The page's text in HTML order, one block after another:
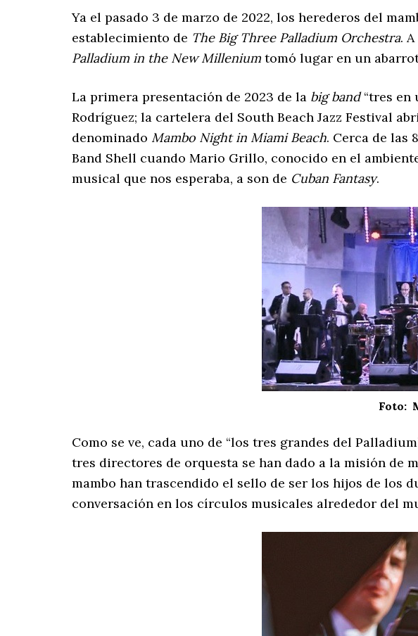
Ya el pasado 3 de marzo de 2022, los herederos del
establecimiento de The Big Three Palladium Orchestra.
Palladium in the New Millenium tomó lugar en un
La primera presentación de 2023 de la big band“tres en
Rodríguez; la cartelera del South Beach Jazz Festival
denominado Mambo Night in Miami Beach. Cerca de las
Band Shell cuando Mario Grillo, conocido en el
musical que nos esperaba, a son de Cuban Fantasy.
Foto:
Como se ve, cada uno de “los tres grandes del
tres directores de orquesta se han dado a la misión de
mambo han trascendido el sello de ser los hijos de los
conversación en los círculos musicales alrededor del